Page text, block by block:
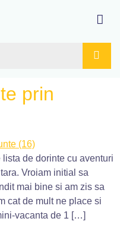
prin
lista de dorinte cu aventuri
Vroiam initial sa
mai bine si am zis sa
cat de mult ne place si
vacanta de 1 […]